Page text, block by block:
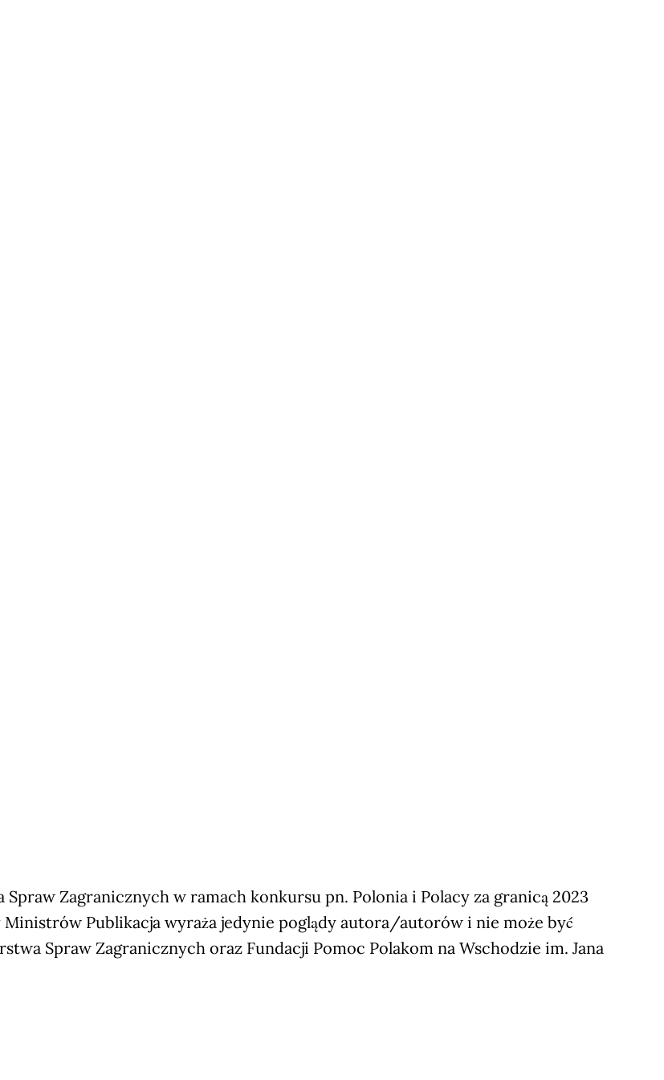
Zagranicznych w ramach konkursu pn. Polonia i Polacy za granicą 2023
Ministrów Publikacja wyraża jedynie poglądy autora/autorów i nie może być
Spraw Zagranicznych oraz Fundacji Pomoc Polakom na Wschodzie im. Jana